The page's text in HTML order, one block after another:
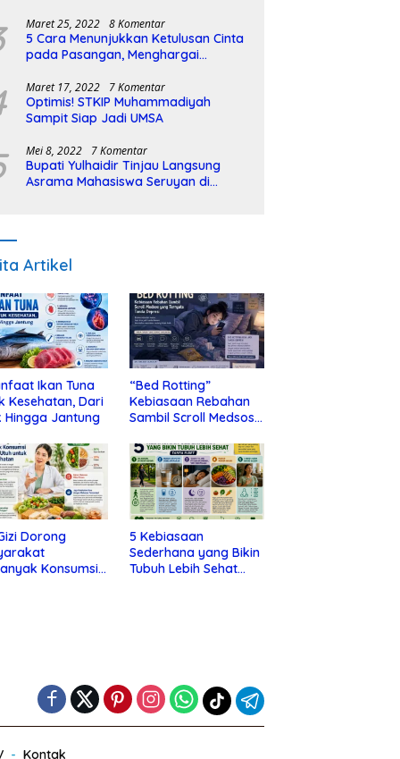
Maret 25, 2022 8 Komentar
5 Cara Menunjukkan Ketulusan Cinta
pada Pasangan, Menghargai
Maret 17, 2022 7 Komentar
Optimis! STKIP Muhammadiyah
Sampit Siap Jadi UMSA
Mei 8, 2022 7 Komentar
Bupati Yulhaidir Tinjau Langsung
Asrama Mahasiswa Seruyan di
Artikel
Ikan Tuna
Kesehatan, Dari
Hingga Jantung
“Bed Rotting”
Kebiasaan Rebahan
Sambil Scroll Medsos
Depresi
Dorong
Konsumsi
5 Kebiasaan
Sederhana yang Bikin
Tubuh Lebih Sehat
Kontak